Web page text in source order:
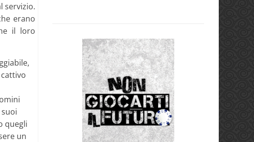
servizio.
erano
il loro
quegli
un